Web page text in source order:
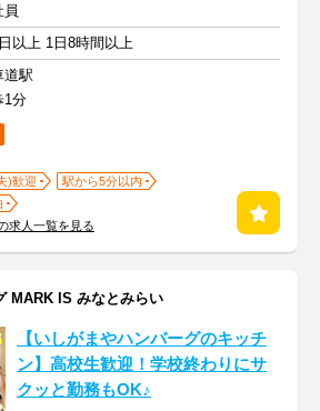
員
以上 1日8時間以上
道駅
1分
)歓迎
駅から5分以内
求人一覧を見る
MARK IS みなとみらい
【いしがまやハンバーグのキッチ
ン】高校生歓迎！学校終わりにサ
クッと勤務もOK♪